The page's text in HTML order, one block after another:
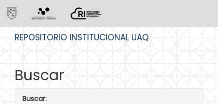
REPOSITORIO INSTITUCIONAL UAQ
Buscar
Buscar: